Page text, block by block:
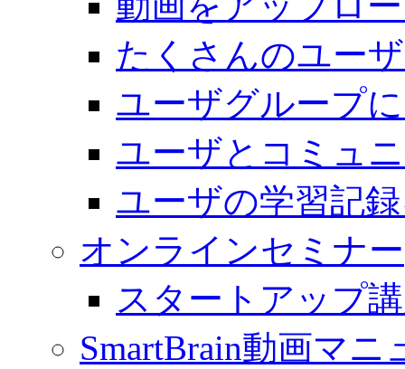
たくさんのユー
ユーザグループ
ユーザとコミュ
ユーザの学習記
オンラインセミナー
スタートアップ
SmartBrain動画マ